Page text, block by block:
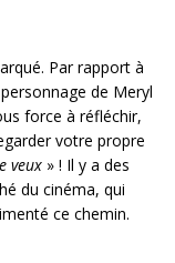
Par rapport à
de Meryl
force à réfléchir,
votre propre
veux » ! Il y a des
du cinéma, qui
ce chemin.